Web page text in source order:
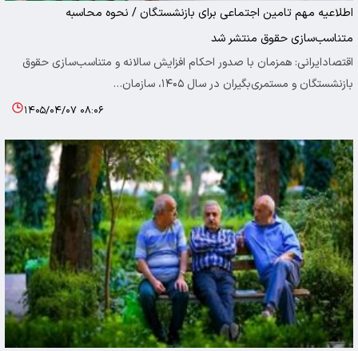
اطلاعیه مهم تامین اجتماعی برای بازنشستگان / نحوه محاسبه
متناسب‌سازی حقوق منتشر شد
اقتصادایرانی: همزمان با صدور احکام افزایش سالانه و متناسب‌سازی حقوق
بازنشستگان و مستمری‌بگیران در سال ۱۴۰۵، سازمان…
۱۴۰۵/۰۴/۰۷ ۰۸:۰۶